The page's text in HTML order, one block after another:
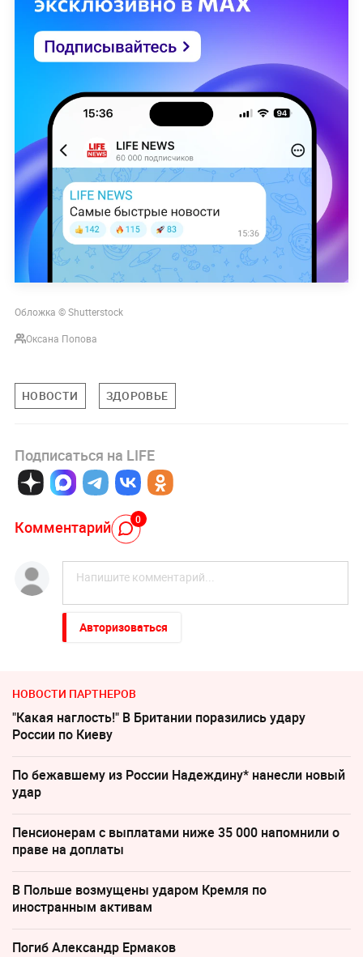
Обложка © Shutterstock
Оксана Попова
НОВОСТИ ЗДОРОВЬЕ
Подписаться на LIFE
Комментарий 0
Авторизоваться
НОВОСТИ ПАРТНЕРОВ
"Какая наглость!" В Британии поразились удару
России по Киеву
По бежавшему из России Надеждину* нанесли новый
удар
Пенсионерам с выплатами ниже 35 000 напомнили о
праве на доплаты
В Польше возмущены ударом Кремля по
иностранным активам
Погиб Александр Ермаков